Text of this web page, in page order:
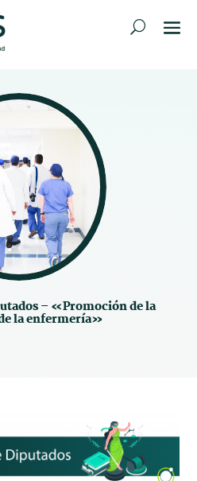
– «Promoción de la
la enfermería»